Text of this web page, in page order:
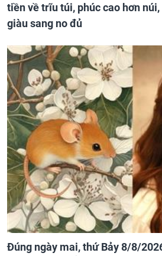
tiền về trĩu túi, phúc cao hơn
giàu sang no đủ
Đúng ngày mai, thứ Bảy 8/8/